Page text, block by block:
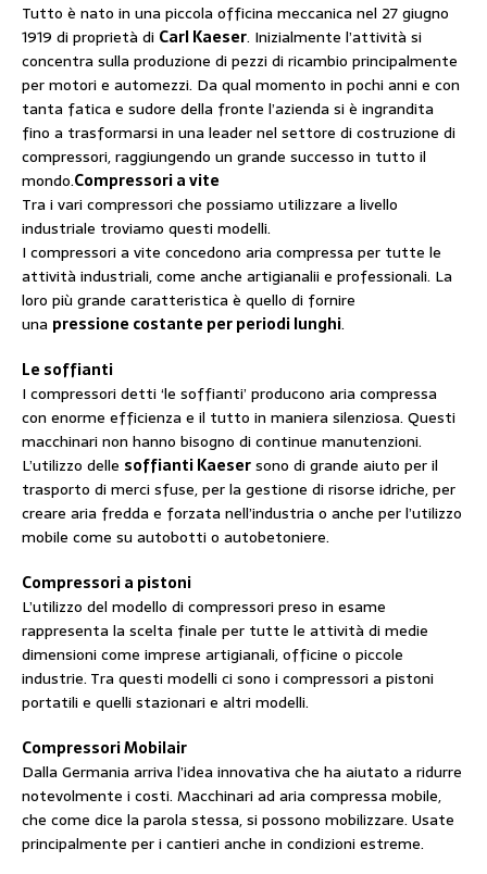
Tutto è nato in una piccola officina meccanica nel 27 giugno
1919 di proprietà di Carl Kaeser. Inizialmente l’attività si
concentra sulla produzione di pezzi di ricambio principalmente
per motori e automezzi. Da qual momento in pochi anni e con
tanta fatica e sudore della fronte l’azienda si è ingrandita
fino a trasformarsi in una leader nel settore di costruzione di
compressori, raggiungendo un grande successo in tutto il
mondo.Compressori a vite
Tra i vari compressori che possiamo utilizzare a livello
industriale troviamo questi modelli.
I compressori a vite concedono aria compressa per tutte le
attività industriali, come anche artigianalii e professionali. La
loro più grande caratteristica è quello di fornire
una pressione costante per periodi lunghi.
Le soffianti
I compressori detti ‘le soffianti’ producono aria compressa
con enorme efficienza e il tutto in maniera silenziosa. Questi
macchinari non hanno bisogno di continue manutenzioni.
L’utilizzo delle soffianti Kaesersono di grande aiuto per il
trasporto di merci sfuse, per la gestione di risorse idriche, per
creare aria fredda e forzata nell’industria o anche per l’utilizzo
mobile come su autobotti o autobetoniere.
Compressori a pistoni
L’utilizzo del modello di compressori preso in esame
rappresenta la scelta finale per tutte le attività di medie
dimensioni come imprese artigianali, officine o piccole
industrie. Tra questi modelli ci sono i compressori a pistoni
portatili e quelli stazionari e altri modelli.
Compressori Mobilair
Dalla Germania arriva l’idea innovativa che ha aiutato a ridurre
notevolmente i costi. Macchinari ad aria compressa mobile,
che come dice la parola stessa, si possono mobilizzare. Usate
principalmente per i cantieri anche in condizioni estreme.